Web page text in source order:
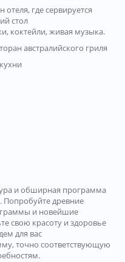
где сервируется
стол
коктейли, живая музыка.
австралийского гриля
и обширная программа
Попробуйте древние
и новейшие
свою красоту и здоровье
для вас
точно соответствующую